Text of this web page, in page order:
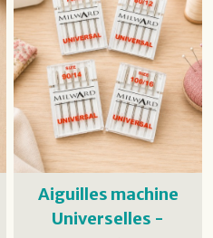
Aiguilles machine
Universelles -